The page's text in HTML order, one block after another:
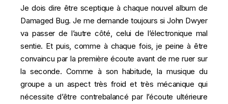
Je dois dire être sceptique à chaque nouvel album de
Damaged Bug. Je me demande toujours si John Dwyer
va passer de l’autre côté, celui de l’électronique mal
sentie. Et puis, comme à chaque fois, je peine à être
convaincu par la première écoute avant de me ruer sur
la seconde. Comme à son habitude, la musique du
groupe a un aspect très froid et très mécanique qui
nécessite d’être contrebalancé par l’écoute ultérieure